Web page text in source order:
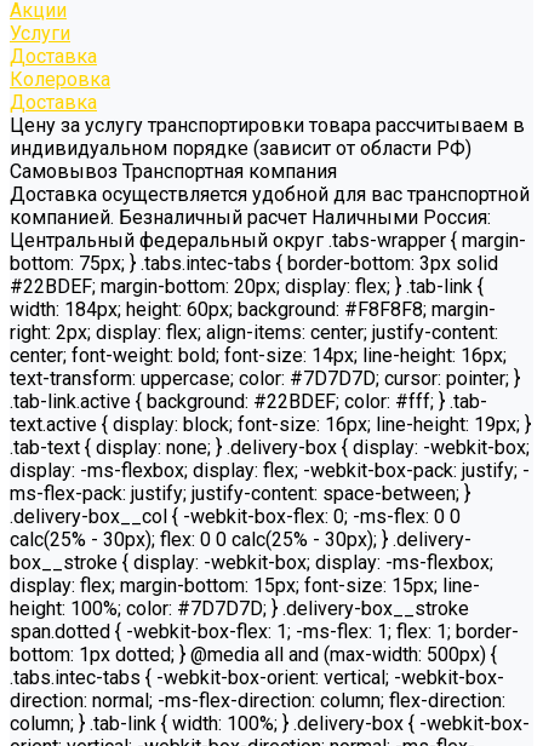
Акции
Услуги
Доставка
Колеровка
Доставка
Цену за услугу транспортировки товара рассчитываем в
индивидуальном порядке (зависит от области РФ)
Самовывоз Транспортная компания
Доставка осуществляется удобной для вас транспортной
компанией. Безналичный расчет Наличными Россия:
Центральный федеральный округ .tabs-wrapper { margin-
bottom: 75px; } .tabs.intec-tabs { border-bottom: 3px solid
#22BDEF; margin-bottom: 20px; display: flex; } .tab-link {
width: 184px; height: 60px; background: #F8F8F8; margin-
right: 2px; display: flex; align-items: center; justify-content:
center; font-weight: bold; font-size: 14px; line-height: 16px;
text-transform: uppercase; color: #7D7D7D; cursor: pointer; }
.tab-link.active { background: #22BDEF; color: #fff; } .tab-
text.active { display: block; font-size: 16px; line-height: 19px; }
.tab-text { display: none; } .delivery-box { display: -webkit-box;
display: -ms-flexbox; display: flex; -webkit-box-pack: justify; -
ms-flex-pack: justify; justify-content: space-between; }
.delivery-box__col { -webkit-box-flex: 0; -ms-flex: 0 0
calc(25% - 30px); flex: 0 0 calc(25% - 30px); } .delivery-
box__stroke { display: -webkit-box; display: -ms-flexbox;
display: flex; margin-bottom: 15px; font-size: 15px; line-
height: 100%; color: #7D7D7D; } .delivery-box__stroke
span.dotted { -webkit-box-flex: 1; -ms-flex: 1; flex: 1; border-
bottom: 1px dotted; } @media all and (max-width: 500px) {
.tabs.intec-tabs { -webkit-box-orient: vertical; -webkit-box-
direction: normal; -ms-flex-direction: column; flex-direction:
column; } .tab-link { width: 100%; } .delivery-box { -webkit-box-